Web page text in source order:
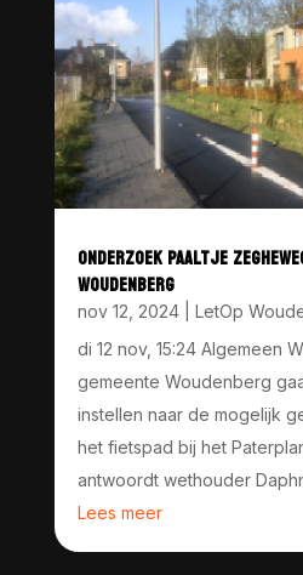
ONDERZOEK PAALTJE
WOUDENBERG
nov 12, 2024| LetOp
di 12 nov, 15:24 Algemeen
gemeente Woudenberg
instellen naar de mogelijk
het fietspad bij het
antwoordt wethouder
Lees meer